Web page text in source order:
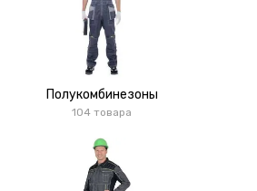
Полукомбинезоны
104 товара